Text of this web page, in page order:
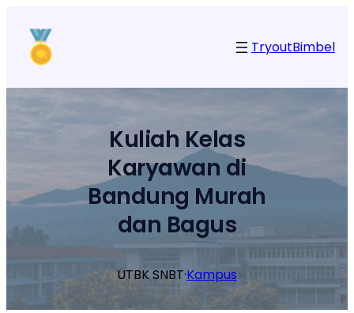
konten
TryoutBimbel
Kuliah Kelas
Karyawan di
Bandung Murah
dan Bagus
UTBK SNBT·Kampus